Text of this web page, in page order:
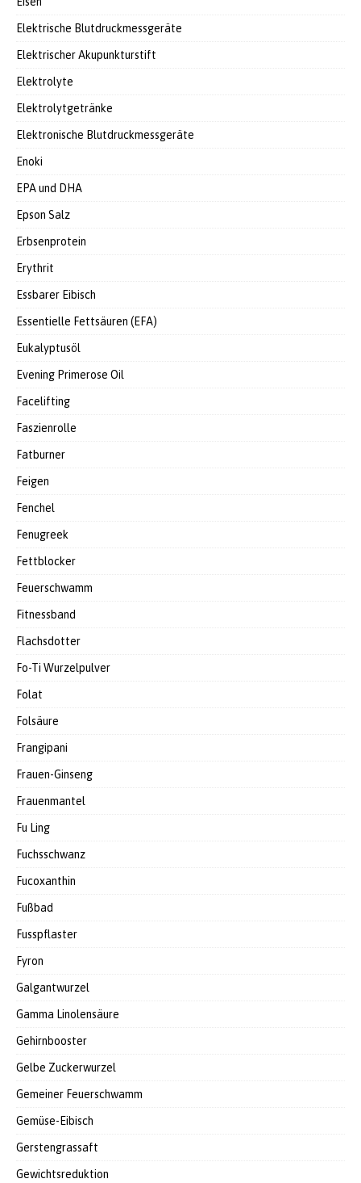
Elektrische Blutdruckmessgeräte
Elektrischer Akupunkturstift
Elektrolyte
Elektrolytgetränke
Elektronische Blutdruckmessgeräte
Enoki
EPA und DHA
Epson Salz
Erbsenprotein
Erythrit
Essbarer Eibisch
Essentielle Fettsäuren (EFA)
Eukalyptusöl
Evening Primerose Oil
Facelifting
Faszienrolle
Fatburner
Feigen
Fenchel
Fenugreek
Fettblocker
Feuerschwamm
Fitnessband
Flachsdotter
Fo-Ti Wurzelpulver
Folat
Folsäure
Frangipani
Frauen-Ginseng
Frauenmantel
Fu Ling
Fuchsschwanz
Fucoxanthin
Fußbad
Fusspflaster
Fyron
Galgantwurzel
Gamma Linolensäure
Gehirnbooster
Gelbe Zuckerwurzel
Gemeiner Feuerschwamm
Gemüse-Eibisch
Gerstengrassaft
Gewichtsreduktion